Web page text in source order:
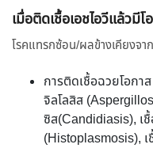
เมื่อติดเชื้อเอชไอวีแล้วมี
โรคแทรกซ้อน/ผลข้างเคียงจ
การติดเชื้อฉวยโอกา
จิลโลสิส
ซิส(Candidiasis), เ
(Histoplasmosis),